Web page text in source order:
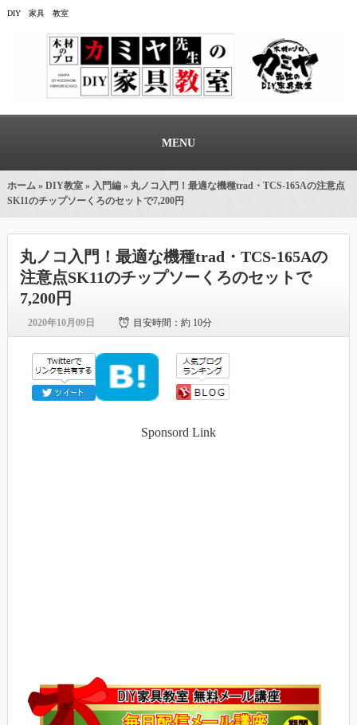
DIY 家具 教室
MENU
ホーム » DIY教室» 入門編» 丸ノコ入門！最適な機種trad・TCS-165Aの注意点
SK11のチップソーくろのセットで7,200円
丸ノコ入門！最適な機種trad・TCS-165Aの
注意点SK11のチップソーくろのセットで
7,200円
2020年10月09日 目安時間：約 10分
Sponsord Link